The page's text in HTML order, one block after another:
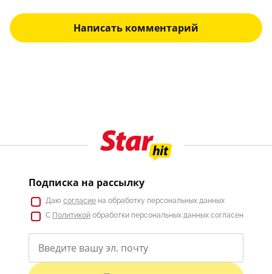
Написать комментарий
Подписка на рассылку
Даю согласие на обработку персональных данных
С Политикой обработки персональных данных согласен